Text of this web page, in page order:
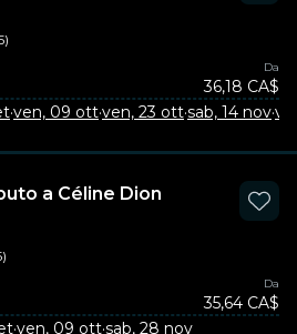
Da
36,18 CA$
·ven, 09 ott·ven, 23 ott·sab, 14 nov·
a Céline Dion
Da
35,64 CA$
·ven, 09 ott·sab, 28 nov